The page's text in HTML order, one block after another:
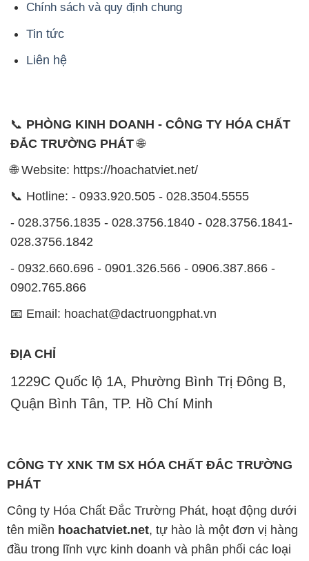
Chính sách và quy định chung
Tin tức
Liên hệ
📞 PHÒNG KINH DOANH - CÔNG TY HÓA CHẤT
ĐẮC TRƯỜNG PHÁT🌐
🌐 Website: https://hoachatviet.net/
📞 Hotline: - 0933.920.505 - 028.3504.5555
- 028.3756.1835 - 028.3756.1840 - 028.3756.1841-
028.3756.1842
- 0932.660.696 - 0901.326.566 - 0906.387.866 -
0902.765.866
📧 Email: hoachat@dactruongphat.vn
ĐỊA CHỈ
1229C Quốc lộ 1A, Phường Bình Trị Đông B,
Quận Bình Tân, TP. Hồ Chí Minh
CÔNG TY XNK TM SX HÓA CHẤT ĐẮC TRƯỜNG
PHÁT
Công ty Hóa Chất Đắc Trường Phát, hoạt động dưới
tên miền hoachatviet.net, tự hào là một đơn vị hàng
đầu trong lĩnh vực kinh doanh và phân phối các loại